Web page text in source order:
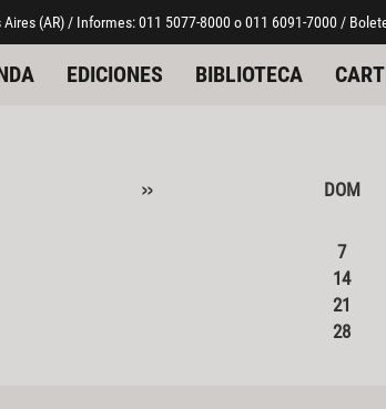
(AR) / Informes: 011 5077-8000 o 011 6091-7000 /
EDICIONES BIBLIOTECA
» DOM
7
14
21
28